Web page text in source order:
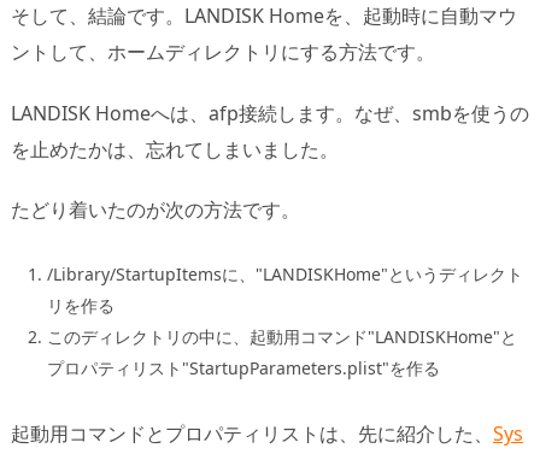
そして、結論です。LANDISK Homeを、起動時に自動マウ
ントして、ホームディレクトリにする方法です。
LANDISK Homeへは、afp接続します。なぜ、smbを使うの
を止めたかは、忘れてしまいました。
たどり着いたのが次の方法です。
/Library/StartupItemsに、"LANDISKHome"というディレクト
リを作る
このディレクトリの中に、起動用コマンド"LANDISKHome"と
プロパティリスト"StartupParameters.plist"を作る
起動用コマンドとプロパティリストは、先に紹介した、 Sys